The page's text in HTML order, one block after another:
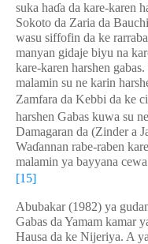
suka haɗa da kare-karen
Sokoto da Zaria da
wasu siffofin da ke
manyan gidaje biyu na
kare-karen harshen
malamin su ne karin
Zamfara da Kebbi da ke
harshen Gabas kuwa su
Damagaran da (Zinder a
Waɗannan rabe-raben
malamin ya bayyana
[15]
Abubakar (1982) ya
Gabas da Yamam kamar
Hausa da ke Nijeriya. A